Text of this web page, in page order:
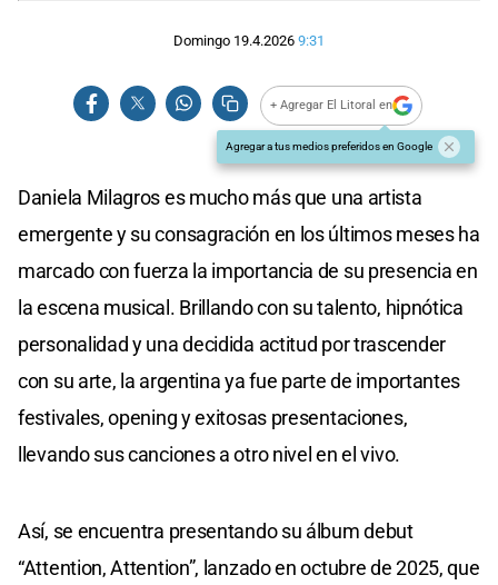
Domingo 19.4.2026 9:31
+ Agregar El Litoral en
Agregar a tus medios preferidos en Google
Daniela Milagros es mucho más que una artista
emergente y su consagración en los últimos meses ha
marcado con fuerza la importancia de su presencia en
la escena musical. Brillando con su talento, hipnótica
personalidad y una decidida actitud por trascender
con su arte, la argentina ya fue parte de importantes
festivales, opening y exitosas presentaciones,
llevando sus canciones a otro nivel en el vivo.
Así, se encuentra presentando su álbum debut
“Attention, Attention”, lanzado en octubre de 2025, que